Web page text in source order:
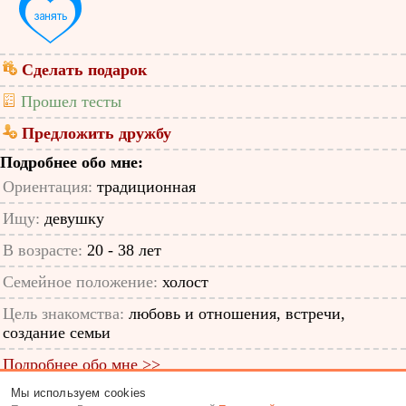
Сделать подарок
Прошел тесты
Предложить дружбу
Подробнее обо мне:
Ориентация: традиционная
Ищу: девушку
В возрасте: 20 - 38 лет
Семейное положение: холост
Цель знакомства: любовь и отношения, встречи,
создание семьи
Подробнее обо мне >>
ID анкеты: 13162486
Мы используем cookies